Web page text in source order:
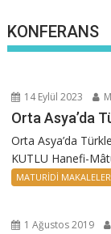
KONFERANS
14 Eylül 2023
Orta Asya’da
Orta Asya’da
KUTLU Hanefi-
MATURİDİ MAKALELER
1 Ağustos 2019